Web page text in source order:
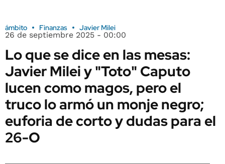
ámbito Finanzas Javier Milei
26 de septiembre 2025 - 00:00
Lo que se dice en las mesas:
Javier Milei y "Toto" Caputo
lucen como magos, pero el
truco lo armó un monje negro;
euforia de corto y dudas para el
26-O